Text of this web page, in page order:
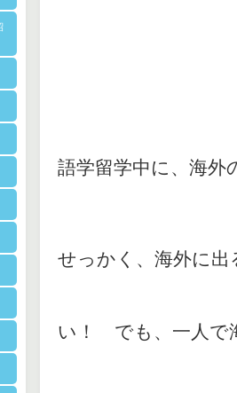
語学留学中に、海外
せっかく、海外に
い！ でも、一人で